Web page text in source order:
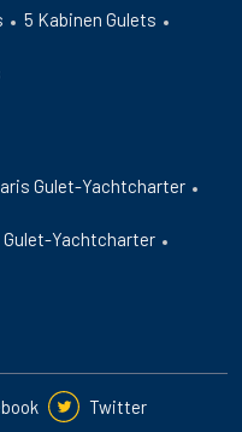
5 Kabinen Gulets
Gulet-Yachtcharter
Gulet-Yachtcharter
Twitter